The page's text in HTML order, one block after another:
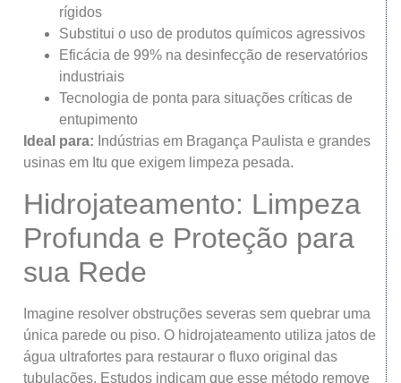
rígidos
Substitui o uso de produtos químicos agressivos
Eficácia de 99% na desinfecção de reservatórios
industriais
Tecnologia de ponta para situações críticas de
entupimento
Ideal para: Indústrias em Bragança Paulista e grandes
usinas em Itu que exigem limpeza pesada.
Hidrojateamento: Limpeza
Profunda e Proteção para
sua Rede
Imagine resolver obstruções severas sem quebrar uma
única parede ou piso. O hidrojateamento utiliza jatos de
água ultrafortes para restaurar o fluxo original das
tubulações. Estudos indicam que esse método remove